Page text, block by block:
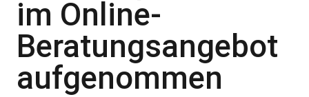
im Online-
Beratungsangebot
aufgenommen